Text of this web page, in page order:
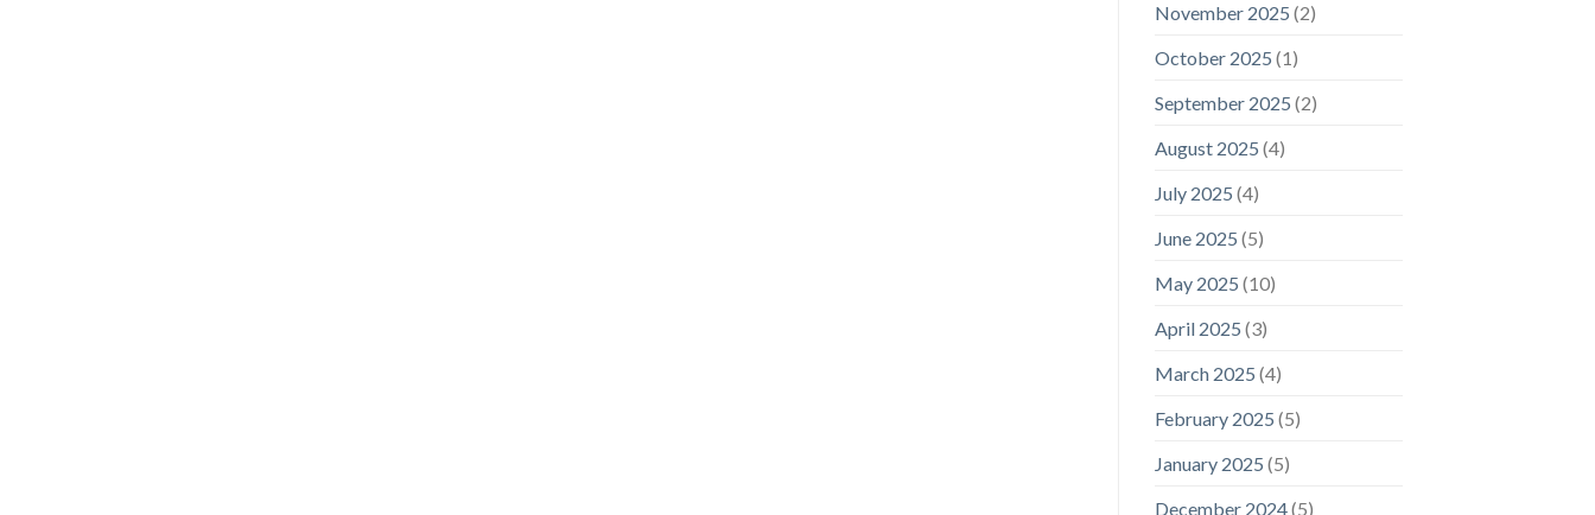
November 2025 (2)
October 2025 (1)
September 2025 (2)
August 2025 (4)
July 2025 (4)
June 2025 (5)
May 2025 (10)
April 2025 (3)
March 2025 (4)
February 2025 (5)
January 2025 (5)
December 2024(5)